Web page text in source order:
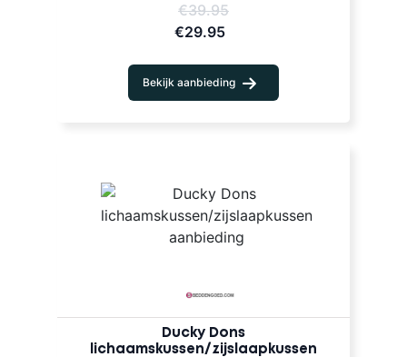
€39.95
€29.95
Bekijk aanbieding
Ducky Dons
lichaamskussen/zijslaapkussen